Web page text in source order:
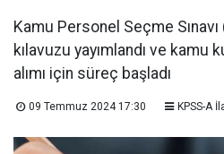
Kamu Personel Seçme
kılavuzu yayımlandı ve kamu
alımı için süreç başladı
09 Temmuz 2024 17:30 KPSS-A